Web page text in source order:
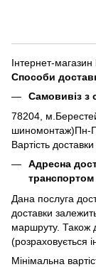
Інтернет-магазин
Способи
Самовивіз з
78204,
шиномонтаж)Пн-
Вартість
Адресна
транспортом
Дана послуга
доставки
маршруту. Також
(розраховується
Мінімальна